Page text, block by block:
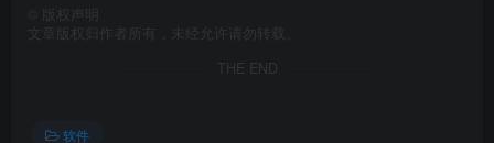
版权声明
文章版权归作者所有，未经允许请勿转载。
THE END
软件